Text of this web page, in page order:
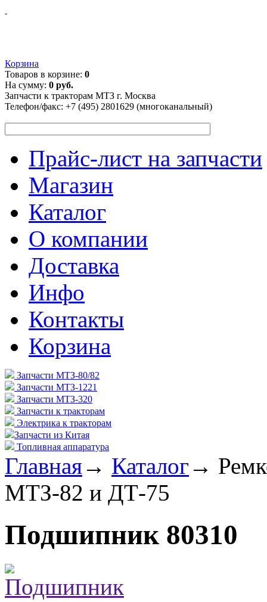
Корзина
Товаров в корзине: 0
На сумму: 0 руб.
Запчасти к тракторам МТЗ г. Москва
Телефон/факс: +7 (495) 2801629 (многоканальный)
Прайс-лист на запчасти
Магазин
Каталог
О компании
Доставка
Инфо
Контакты
Корзина
Запчасти МТЗ-80/82
Запчасти МТЗ-1221
Запчасти МТЗ-320
Запчасти к тракторам
Электрика к тракторам
Запчасти из Китая
Топливная аппаратура
Главная→ Каталог →
МТЗ-82 и ДТ-75
Подшипник 80310